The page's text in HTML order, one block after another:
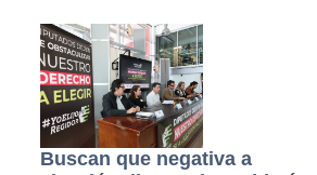
Buscan que negativa a